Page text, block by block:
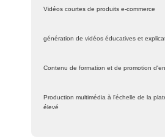
Vidéos courtes de produits e-commerce
génération de vidéos éducatives et
Contenu de formation et de promotion
Production multimédia à l'échelle de la
élevé